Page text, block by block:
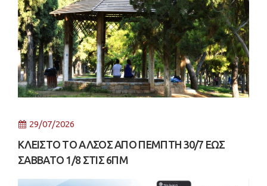
29/07/2026
ΚΛΕΙΣΤΟ ΤΟ ΑΛΣΟΣ ΑΠΟ ΠΕΜΠΤΗ 30/7 ΕΩΣ
ΣΑΒΒΑΤΟ 1/8 ΣΤΙΣ 6ΠΜ